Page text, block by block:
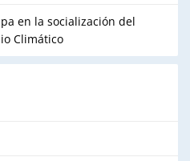
en la socialización del
Climático